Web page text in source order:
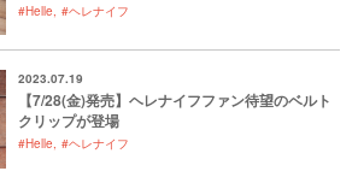
#Helle #ヘレナイフ
2023.07.19
【7/28(金)発売】ヘレナイフファン待望のベルト
クリップが登場
#Helle #ヘレナイフ